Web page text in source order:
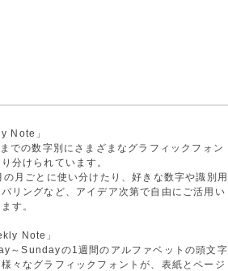
Note」
での数字別にさまざまなグラフィックフォン
り分けられています。
の月ごとに使い分けたり、好きな数字や識別用
リングなど、アイデア次第で自由にご活用い
す。
Note」
～Sundayの1週間のアルファベットの頭文字
々なグラフィックフォントが、表紙とページ